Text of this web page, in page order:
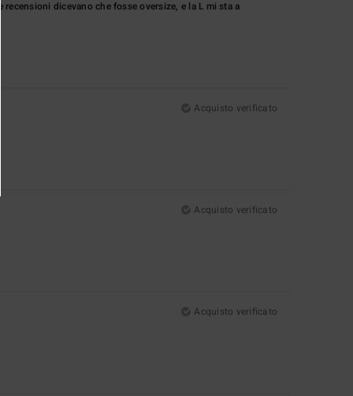
dicevano che fosse oversize, e la L mi sta a
Acquisto verificato
Acquisto verificato
Acquisto verificato